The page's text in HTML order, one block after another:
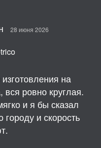
28 июня 2026
на
ровно круглая.
и я бы сказал
городу и скорость